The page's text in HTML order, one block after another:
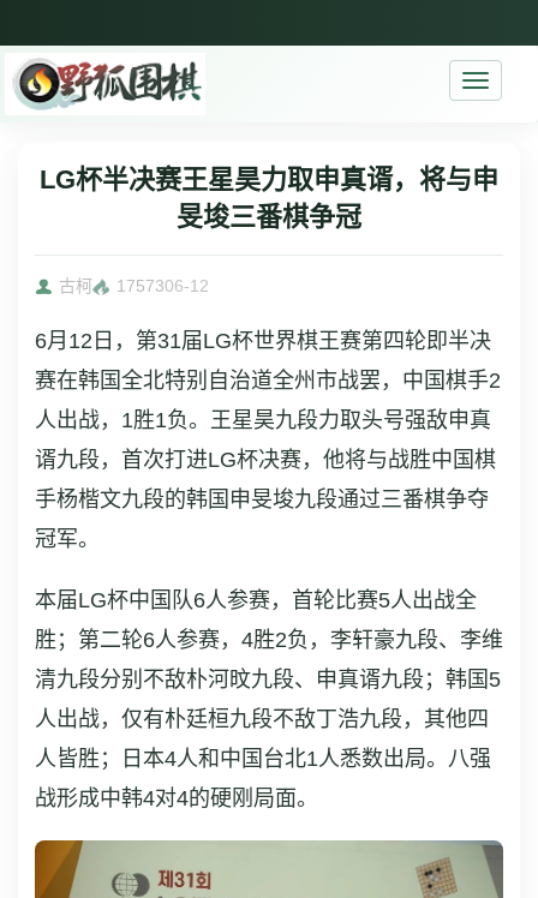
Toggle
LG杯半决赛王星昊力取申真谞，将与申
旻埈三番棋争冠
古柯 1757306-12
6月12日，第31届LG杯世界棋王赛第四轮即半决
赛在韩国全北特别自治道全州市战罢，中国棋手2
人出战，1胜1负。王星昊九段力取头号强敌申真
谞九段，首次打进LG杯决赛，他将与战胜中国棋
手杨楷文九段的韩国申旻埈九段通过三番棋争夺
冠军。
本届LG杯中国队6人参赛，首轮比赛5人出战全
胜；第二轮6人参赛，4胜2负，李轩豪九段、李维
清九段分别不敌朴河旼九段、申真谞九段；韩国5
人出战，仅有朴廷桓九段不敌丁浩九段，其他四
人皆胜；日本4人和中国台北1人悉数出局。八强
战形成中韩4对4的硬刚局面。